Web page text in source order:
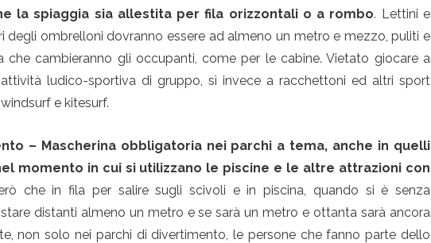
la spiaggia sia allestita per fila orizzontali o a rombo. Lettini e
degli ombrelloni dovranno essere ad almeno un metro e mezzo, puliti e
che cambieranno gli occupanti, come per le cabine. Vietato giocare a
ludico-sportiva di gruppo, sì invece a racchettoni ed altri sport
e kitesurf.
– Mascherina obbligatoria nei parchi a tema, anche in quelli
momento in cui si utilizzano le piscine e le altre attrazioni con
che in fila per salire sugli scivoli e in piscina, quando si è senza
distanti almeno un metro e se sarà un metro e ottanta sarà ancora
non solo nei parchi di divertimento, le persone che fanno parte dello